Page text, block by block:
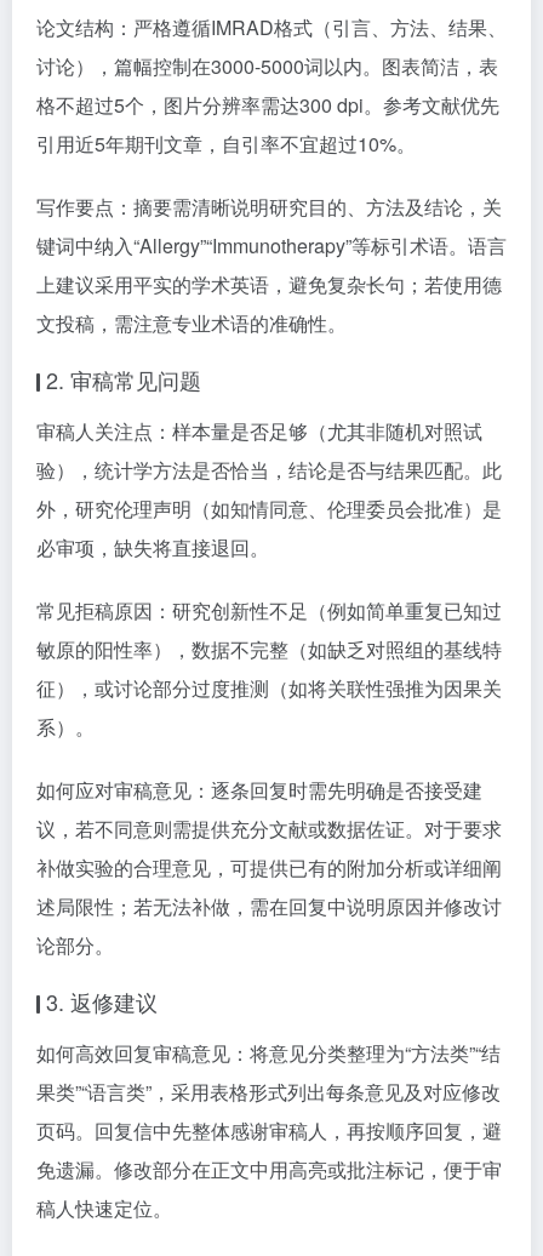
论文结构：严格遵循IMRAD格式（引言、方法、结果、
讨论），篇幅控制在3000-5000词以内。图表简洁，表
格不超过5个，图片分辨率需达300 dpi。参考文献优先
引用近5年期刊文章，自引率不宜超过10%。
写作要点：摘要需清晰说明研究目的、方法及结论，关
键词中纳入“Allergy”“Immunotherapy”等标引术语。语言
上建议采用平实的学术英语，避免复杂长句；若使用德
文投稿，需注意专业术语的准确性。
2. 审稿常见问题
审稿人关注点：样本量是否足够（尤其非随机对照试
验），统计学方法是否恰当，结论是否与结果匹配。此
外，研究伦理声明（如知情同意、伦理委员会批准）是
必审项，缺失将直接退回。
常见拒稿原因：研究创新性不足（例如简单重复已知过
敏原的阳性率），数据不完整（如缺乏对照组的基线特
征），或讨论部分过度推测（如将关联性强推为因果关
系）。
如何应对审稿意见：逐条回复时需先明确是否接受建
议，若不同意则需提供充分文献或数据佐证。对于要求
补做实验的合理意见，可提供已有的附加分析或详细阐
述局限性；若无法补做，需在回复中说明原因并修改讨
论部分。
3. 返修建议
如何高效回复审稿意见：将意见分类整理为“方法类”“结
果类”“语言类”，采用表格形式列出每条意见及对应修改
页码。回复信中先整体感谢审稿人，再按顺序回复，避
免遗漏。修改部分在正文中用高亮或批注标记，便于审
稿人快速定位。